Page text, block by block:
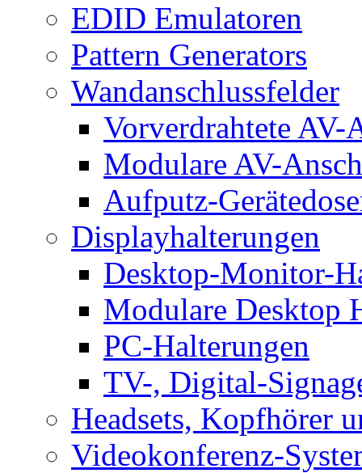
EDID Emulatoren
Pattern Generators
Wandanschlussfelder
Vorverdrahtete AV-
Modulare AV-
Aufputz-
Displayhalterungen
Desktop-Monitor-
Modulare Desktop
PC-Halterungen
TV-, Digital-
Headsets, Kopfhörer
Videokonferenz-